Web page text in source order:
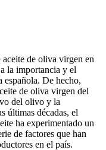
de oliva virgen en
la importancia y el
española. De hecho,
de oliva virgen del
del olivo y la
últimas décadas, el
ha experimentado un
de factores que han
en el país.